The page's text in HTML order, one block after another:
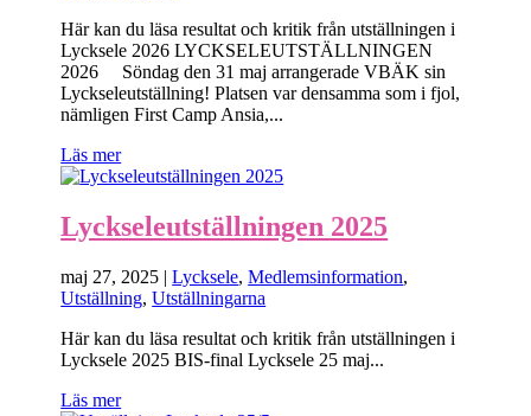
Här kan du läsa resultat och kritik från utställningen i
Lycksele 2026 LYCKSELEUTSTÄLLNINGEN
2026 Söndag den 31 maj arrangerade VBÄK sin
Lyckseleutställning! Platsen var densamma som i fjol,
nämligen First Camp Ansia,...
Läs mer
Lyckseleutställningen 2025
maj 27, 2025 |Lycksele,Medlemsinformation,
Utställning,Utställningarna
Här kan du läsa resultat och kritik från utställningen i
Lycksele 2025 BIS-final Lycksele 25 maj...
Läs mer